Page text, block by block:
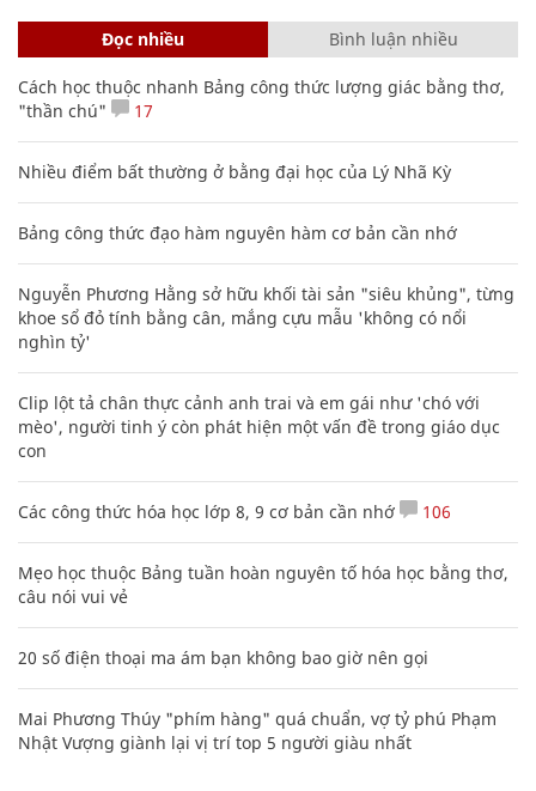
Đọc nhiều Bình luận nhiều
Cách học thuộc nhanh Bảng công thức lượng giác bằng thơ,
"thần chú"
17
Nhiều điểm bất thường ở bằng đại học của Lý Nhã Kỳ
Bảng công thức đạo hàm nguyên hàm cơ bản cần nhớ
Nguyễn Phương Hằng sở hữu khối tài sản "siêu khủng", từng
khoe sổ đỏ tính bằng cân, mắng cựu mẫu 'không có nổi
nghìn tỷ'
Clip lột tả chân thực cảnh anh trai và em gái như 'chó với
mèo', người tinh ý còn phát hiện một vấn đề trong giáo dục
con
Các công thức hóa học lớp 8, 9 cơ bản cần nhớ 106
Mẹo học thuộc Bảng tuần hoàn nguyên tố hóa học bằng thơ,
câu nói vui vẻ
20 số điện thoại ma ám bạn không bao giờ nên gọi
Mai Phương Thúy "phím hàng" quá chuẩn, vợ tỷ phú Phạm
Nhật Vượng giành lại vị trí top 5 người giàu nhất